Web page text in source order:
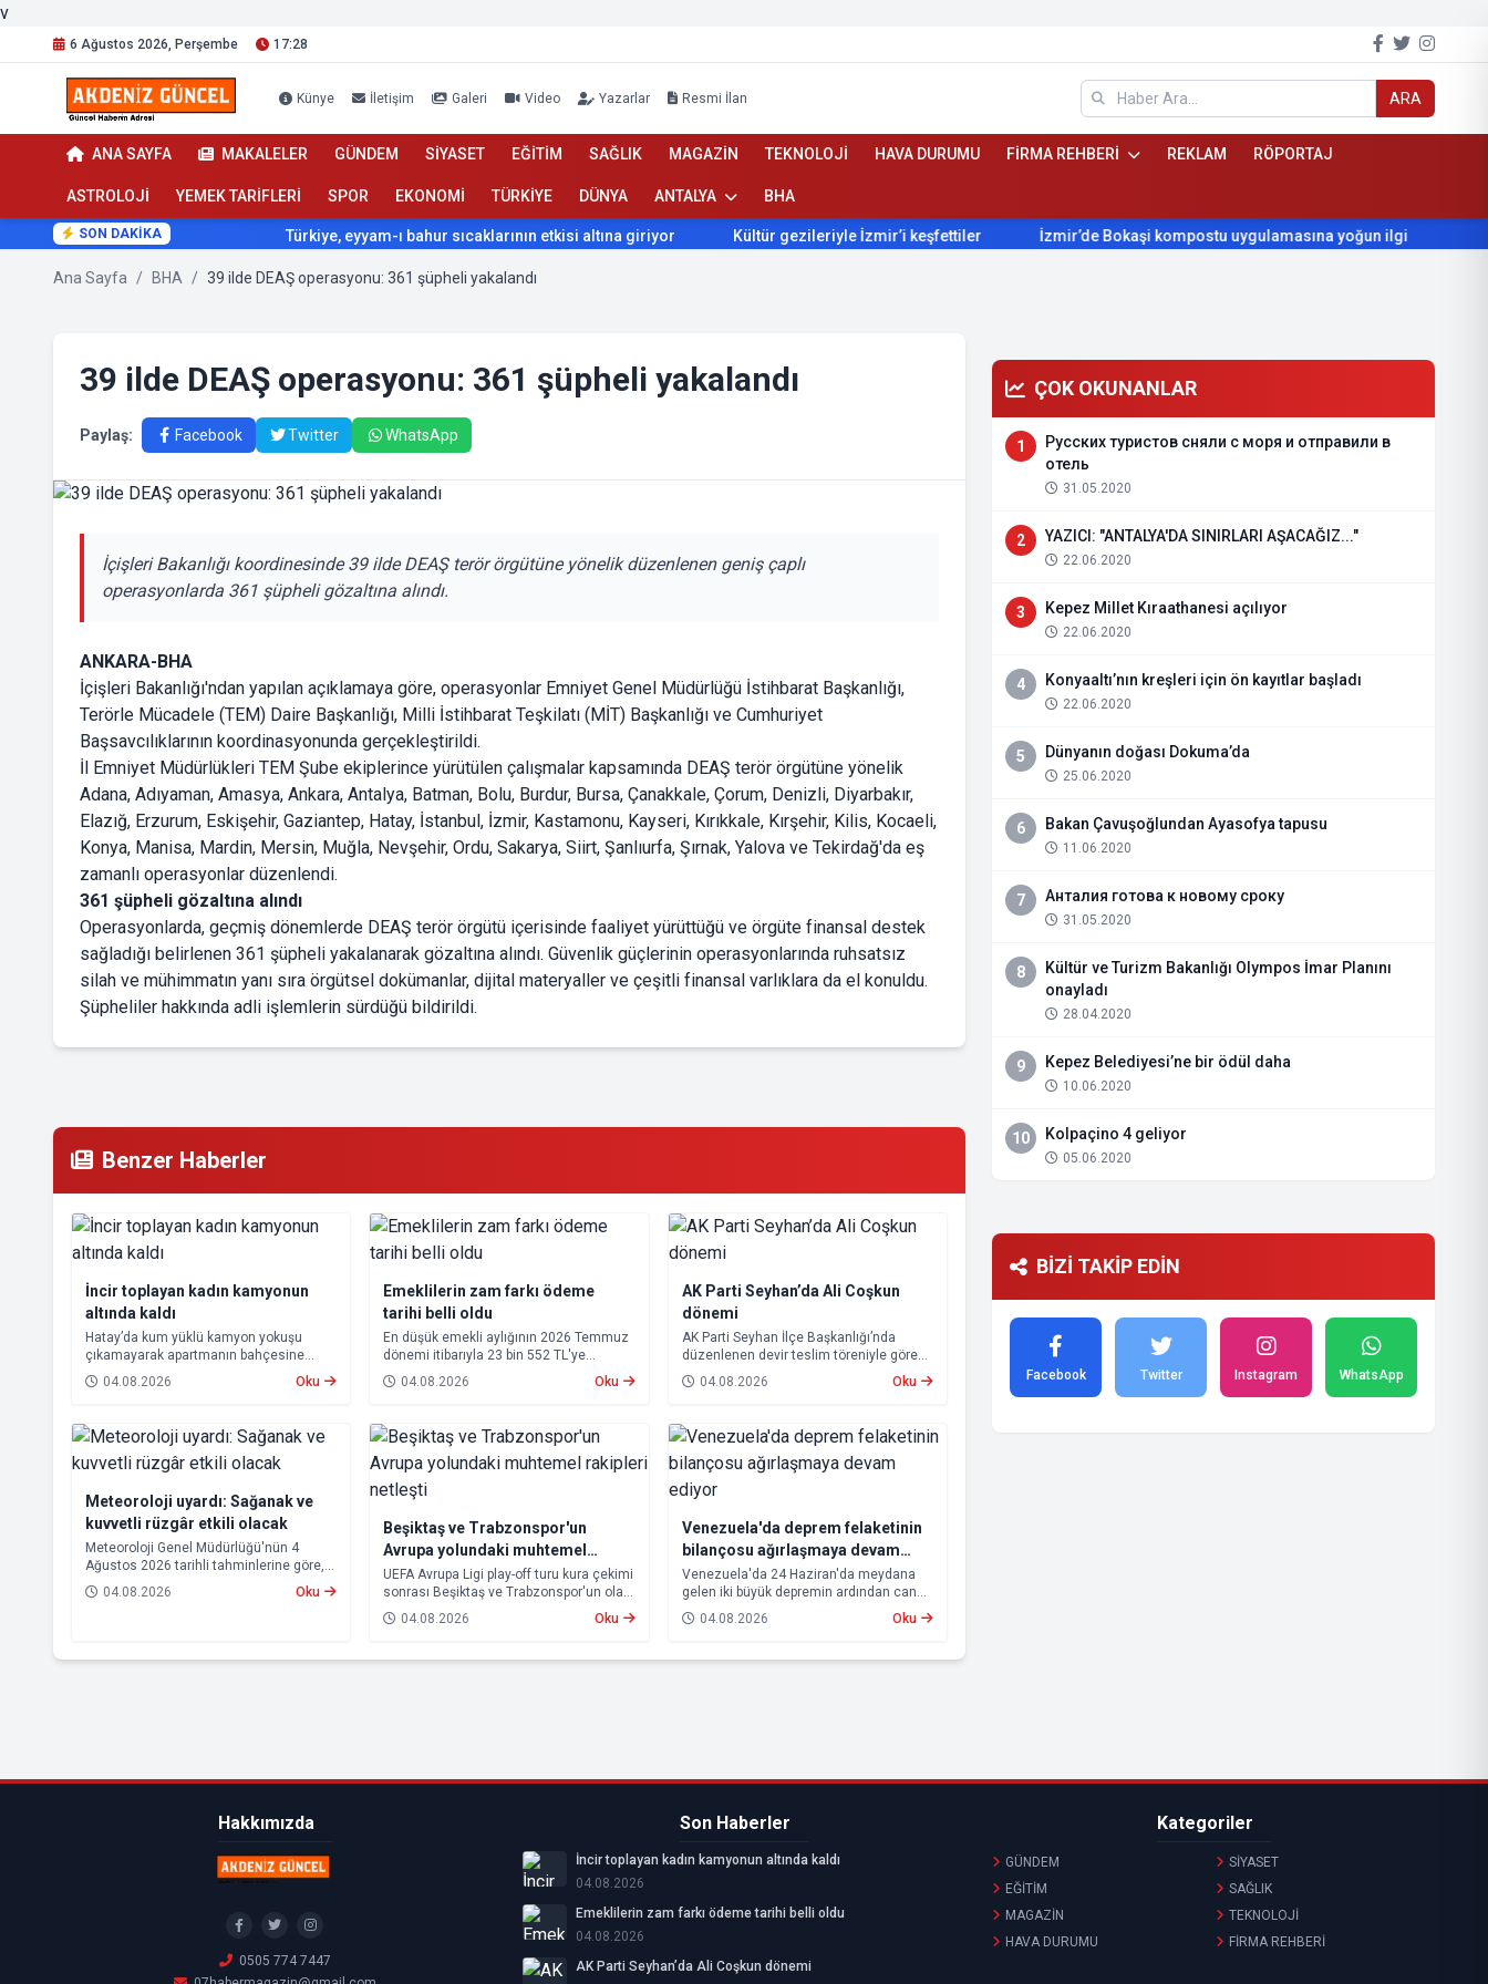
v
6 Ağustos 2026, Perşembe 17:28
Künye İletişim Galeri Video Yazarlar Resmi İlan ARA
ANA SAYFA MAKALELER GÜNDEM SİYASET EĞİTİM SAĞLIK MAGAZİN TEKNOLOJİ HAVA DURUMU FİRMA REHBERİ REKLAM RÖPORTAJ
ASTROLOJİ YEMEK TARİFLERİ SPOR EKONOMİ TÜRKİYE DÜNYA ANTALYA BHA
SON DAKİKA Türkiye, eyyam-ı bahur sıcaklarının etkisi altına giriyor Kültür gezileriyle İzmir’i keşfettiler İzmir’de Bokaşi kompostu uygulamasına yoğun ilgi
Ana Sayfa / BHA / 39 ilde DEAŞ operasyonu: 361 şüpheli yakalandı
39 ilde DEAŞ operasyonu: 361 şüpheli yakalandı
Paylaş: Facebook Twitter WhatsApp
İçişleri Bakanlığı koordinesinde 39 ilde DEAŞ terör örgütüne yönelik düzenlenen geniş çaplı
operasyonlarda 361 şüpheli gözaltına alındı.
ANKARA-BHA
İçişleri Bakanlığı'ndan yapılan açıklamaya göre, operasyonlar Emniyet Genel Müdürlüğü İstihbarat Başkanlığı,
Terörle Mücadele (TEM) Daire Başkanlığı, Milli İstihbarat Teşkilatı (MİT) Başkanlığı ve Cumhuriyet
Başsavcılıklarının koordinasyonunda gerçekleştirildi.
İl Emniyet Müdürlükleri TEM Şube ekiplerince yürütülen çalışmalar kapsamında DEAŞ terör örgütüne yönelik
Adana, Adıyaman, Amasya, Ankara, Antalya, Batman, Bolu, Burdur, Bursa, Çanakkale, Çorum, Denizli, Diyarbakır,
Elazığ, Erzurum, Eskişehir, Gaziantep, Hatay, İstanbul, İzmir, Kastamonu, Kayseri, Kırıkkale, Kırşehir, Kilis, Kocaeli,
Konya, Manisa, Mardin, Mersin, Muğla, Nevşehir, Ordu, Sakarya, Siirt, Şanlıurfa, Şırnak, Yalova ve Tekirdağ'da eş
zamanlı operasyonlar düzenlendi.
361 şüpheli gözaltına alındı
Operasyonlarda, geçmiş dönemlerde DEAŞ terör örgütü içerisinde faaliyet yürüttüğü ve örgüte finansal destek
sağladığı belirlenen 361 şüpheli yakalanarak gözaltına alındı. Güvenlik güçlerinin operasyonlarında ruhsatsız
silah ve mühimmatın yanı sıra örgütsel dokümanlar, dijital materyaller ve çeşitli finansal varlıklara da el konuldu.
Şüpheliler hakkında adli işlemlerin sürdüğü bildirildi.
Benzer Haberler
İncir toplayan kadın kamyonun
altında kaldı
Hatay’da kum yüklü kamyon yokuşu
çıkamayarak apartmanın bahçesine
devrildi. Kazada kamyonun altında kalan
10 çocuk annesi 65 yaşındaki kadın
04.08.2026 Oku
Emeklilerin zam farkı ödeme
tarihi belli oldu
En düşük emekli aylığının 2026 Temmuz
dönemi itibarıyla 23 bin 552 TL'ye
yükseltilmesi kapsamında oluşan maaş
farkları 7 Ağustos 2026 tarihinde
04.08.2026 Oku
AK Parti Seyhan’da Ali Coşkun
dönemi
AK Parti Seyhan İlçe Başkanlığı’nda
düzenlenen devir teslim töreniyle görevi
devralan Ali Coşkun resmen görevine
başladı. Hizmet vurgusu yapan Coşkun,
metrekaresine sevdalı olmaktır” dedi.
04.08.2026 Oku
Meteoroloji uyardı: Sağanak ve
kuvvetli rüzgâr etkili olacak
Meteoroloji Genel Müdürlüğü'nün 4
Ağustos 2026 tarihli tahminlerine göre,
yurdun kuzey kesimleri ile Akdeniz'in iç
bölgelerinde yer yer sağanak ve gök
04.08.2026 Oku
Beşiktaş ve Trabzonspor'un
Avrupa yolundaki muhtemel
rakipleri netleşti
UEFA Avrupa Ligi play-off turu kura çekimi
sonrası Beşiktaş ve Trabzonspor'un olası
rakipleri belli oldu. Avrupa kupalarında
yoluna devam eden Beşiktaş ve
için kritik eşleşmelerle karşı karşıya
04.08.2026 Oku
Venezuela'da deprem felaketinin
bilançosu ağırlaşmaya devam
ediyor
Venezuela'da 24 Haziran'da meydana
gelen iki büyük depremin ardından can
kaybı artmaya devam ediyor.
04.08.2026 Oku
ÇOK OKUNANLAR
1
Русских туристов сняли с моря и отправили в
отель
31.05.2020
2 YAZICI: "ANTALYA'DA SINIRLARI AŞACAĞIZ..."
22.06.2020
3 Kepez Millet Kıraathanesi açılıyor
22.06.2020
4 Konyaaltı’nın kreşleri için ön kayıtlar başladı
22.06.2020
5 Dünyanın doğası Dokuma’da
25.06.2020
6 Bakan Çavuşoğlundan Ayasofya tapusu
11.06.2020
7 Анталия готова к новому сроку
31.05.2020
8
Kültür ve Turizm Bakanlığı Olympos İmar Planını
onayladı
28.04.2020
9 Kepez Belediyesi’ne bir ödül daha
10.06.2020
10 Kolpaçino 4 geliyor
05.06.2020
BİZİ TAKİP EDİN
Facebook Twitter Instagram WhatsApp
Hakkımızda
0505 774 7447
Son Haberler
İncir toplayan kadın kamyonun altında kaldı
04.08.2026
Emeklilerin zam farkı ödeme tarihi belli oldu
04.08.2026
AK Parti Seyhan’da Ali Coşkun dönemi
Kategoriler
GÜNDEM
SİYASET
EĞİTİM
SAĞLIK
MAGAZİN
TEKNOLOJİ
HAVA DURUMU
FİRMA REHBERİ